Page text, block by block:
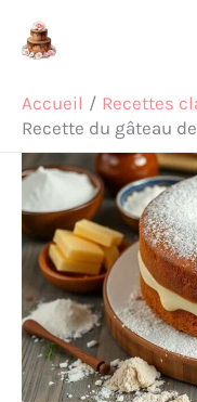
Accueil
Recettes
Recette du gâteau
Rechercher